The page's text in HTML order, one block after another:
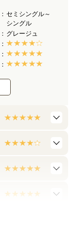
セミシングル～
シングル
グレージュ